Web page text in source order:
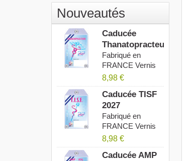
Nouveautés
Caducée
Thanatopracteur
2027
Fabriqué en
FRANCE Vernis
Anti UV...
8,98 €
Caducée TISF
2027
Fabriqué en
FRANCE Vernis
Anti UV...
8,98 €
Caducée AMP